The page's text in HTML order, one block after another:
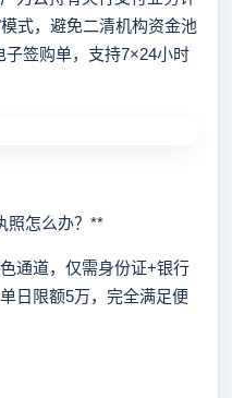
式，避免二清机构资金池
签购单，支持7×24小时
怎么办？**
道，仅需身份证+银行
日限额5万，完全满足便